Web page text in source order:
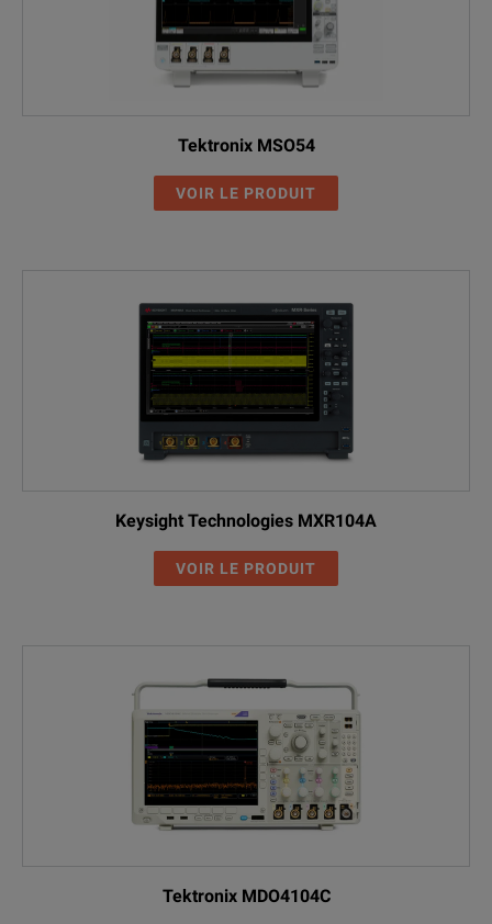
Tektronix MSO54
VOIR LE PRODUIT
Keysight Technologies MXR104A
VOIR LE PRODUIT
Tektronix MDO4104C